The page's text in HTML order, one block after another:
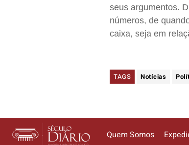
seus argumentos.
números, de
caixa, seja em
TAGS Notícias
Quem Somos